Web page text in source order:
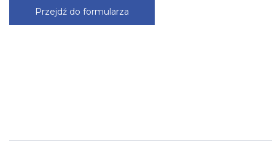
Przejdź do formularza